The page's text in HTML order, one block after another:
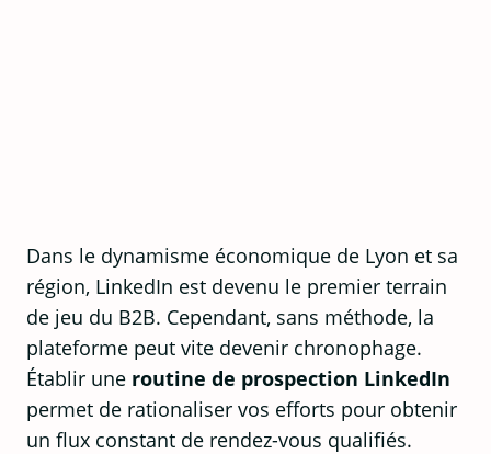
Dans le dynamisme économique de Lyon et sa
région, LinkedIn est devenu le premier terrain
de jeu du B2B. Cependant, sans méthode, la
plateforme peut vite devenir chronophage.
Établir une routine de prospection LinkedIn
permet de rationaliser vos efforts pour obtenir
un flux constant de rendez-vous qualifiés.